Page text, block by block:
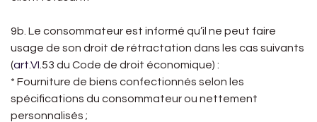
9b. Le consommateur est informé qu’il ne peut faire
usage de son droit de rétractation dans les cas suivants
(art.VI .53 du Code de droit économique) :
* Fourniture de biens confectionnés selon les
spécifications du consommateur ou nettement
personnalisés ;